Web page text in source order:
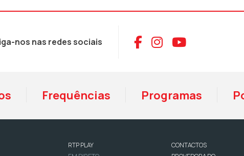
nos nas redes sociais Aceder ao
Aceder ao
Aceder
Frequências Programas
RTP PLAY
CONTACTOS